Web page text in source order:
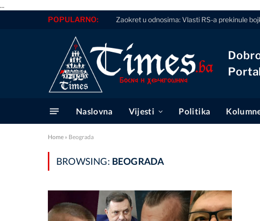
...
POPULARNO: Zaokret u odnosima: Vlasti RS-a prekinule
Naslovna Vijesti Politika
Home » Beograda
BROWSING: BEOGRADA